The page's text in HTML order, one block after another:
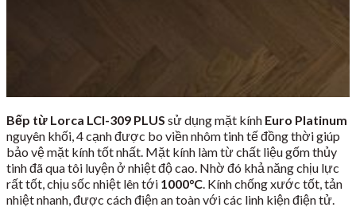
Bếp từ Lorca LCI-309 PLUS sử dụng mặt kính Euro Platinum
nguyên khối, 4 cạnh được bo viền nhôm tinh tế đồng thời giúp
bảo vệ mặt kính tốt nhất. Mặt kính làm từ chất liệu gốm thủy
tinh đã qua tôi luyện ở nhiệt độ cao. Nhờ đó khả năng chịu lực
rất tốt, chịu sốc nhiệt lên tới 1000°C. Kính chống xước tốt, tản
nhiệt nhanh, được cách điện an toàn với các linh kiện điện tử.